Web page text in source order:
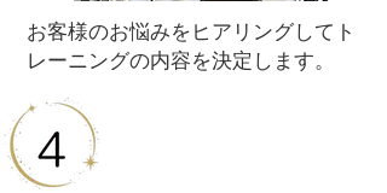
​お客様のお悩みをヒアリングしてト
レーニングの内容を決定します。